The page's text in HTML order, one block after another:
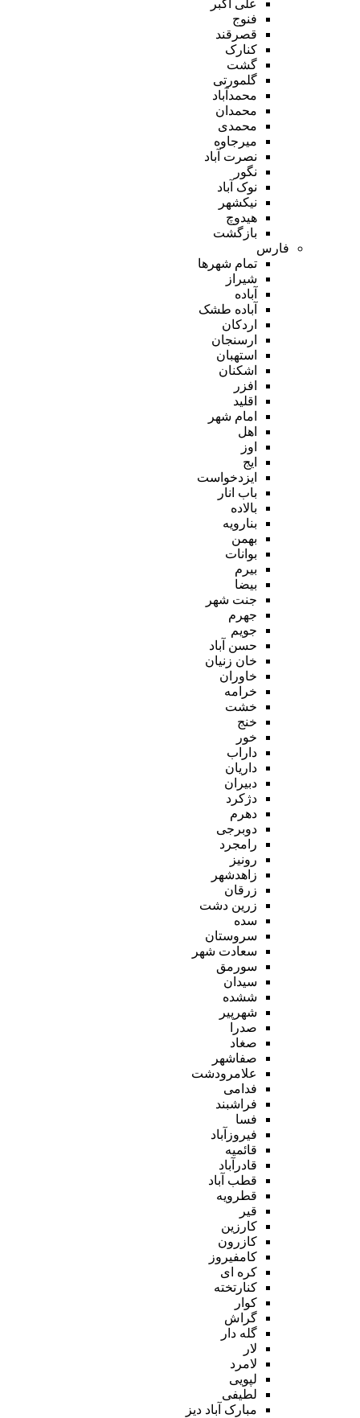
علی اکبر
فنوج
قصرقند
کنارک
گشت
گلمورتی
محمدآباد
محمدان
محمدی
میرجاوه
نصرت آباد
نگور
نوک آباد
نیکشهر
هیدوچ
بازگشت
فارس
تمام شهر‌ها
شیراز
آباده
آباده طشک
اردکان
ارسنجان
استهبان
اشکنان
افزر
اقلید
امام شهر
اهل
اوز
ایج
ایزدخواست
باب انار
بالاده
بنارویه
بهمن
بوانات
بیرم
بیضا
جنت شهر
جهرم
جویم
حسن آباد
خان زنیان
خاوران
خرامه
خشت
خنج
خور
داراب
داریان
دبیران
دژکرد
دهرم
دوبرجی
رامجرد
رونیز
زاهدشهر
زرقان
زرین دشت
سده
سروستان
سعادت شهر
سورمق
سیدان
ششده
شهرپیر
صدرا
صغاد
صفاشهر
علامرودشت
فدامی
فراشبند
فسا
فیروزآباد
قائمیه
قادرآباد
قطب آباد
قطرویه
قیر
کارزین
کازرون
کامفیروز
کره ای
کنارتخته
کوار
گراش
گله دار
لار
لامرد
لپویی
لطیفی
مبارک آباد دیز